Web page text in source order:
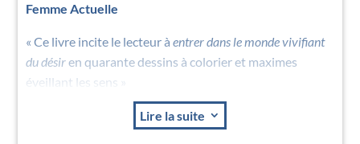
Femme Actuelle
« Ce livre incite le lecteur à entrer dans le monde vivifiant
du désiren quarante dessins à colorier et maximes
éveillant les sens »
Lire la suite 3